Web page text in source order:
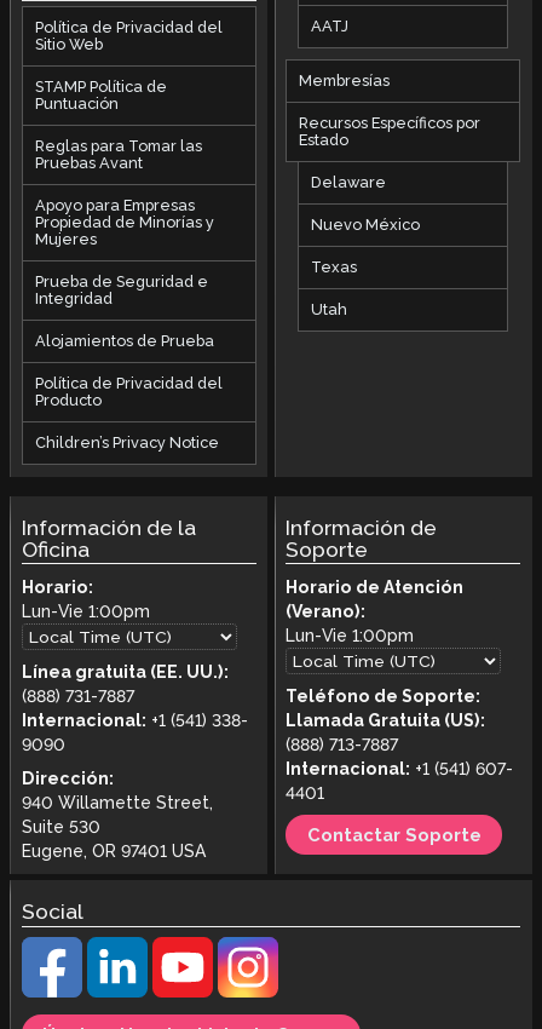
Política de Privacidad del
Sitio Web
STAMP Política de
Puntuación
Reglas para Tomar las
Pruebas Avant
Apoyo para Empresas
Propiedad de Minorías y
Mujeres
Prueba de Seguridad e
Integridad
Alojamientos de Prueba
Política de Privacidad del
Producto
Children’s Privacy Notice
AATJ
Membresías
Recursos Específicos por
Estado
Delaware
Nuevo México
Texas
Utah
Información de la
Oficina
Horario:
Lun-Vie 1:00pm
Línea gratuita (EE. UU.):
(888) 731-7887
Internacional: +1 (541) 338-
9090
Dirección:
940 Willamette Street,
Suite 530
Eugene, OR 97401 USA
Información de
Soporte
Horario de Atención
(Verano):
Lun-Vie1:00pm
Teléfono de Soporte:
Llamada Gratuita (US):
(888) 713-7887
Internacional: +1 (541) 607-
4401
Contactar Soporte
Social